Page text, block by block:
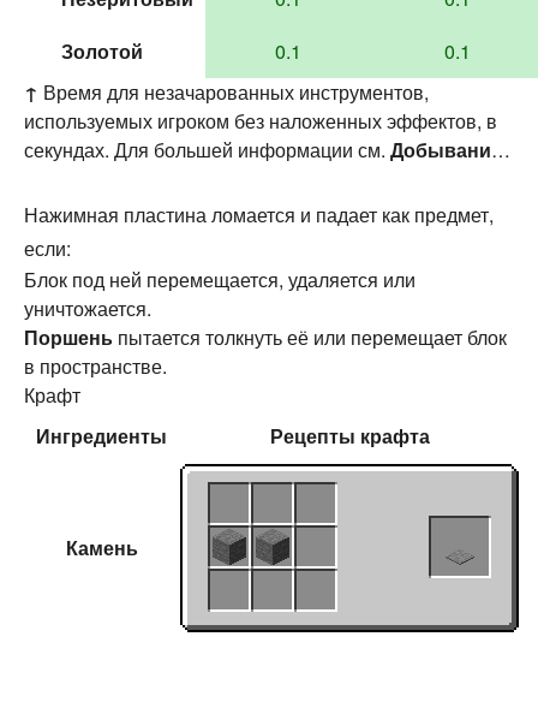
Золотой
0.1
0.1
↑ Время для незачарованных инструментов,
используемых игроком без наложенных эффектов, в
секундах. Для большей информации см. Добывание
Нажимная пластина ломается и падает как предмет,
если:
Блок под ней перемещается, удаляется или
уничтожается.
Поршень пытается толкнуть её или перемещает блок
в пространстве.
Крафт
Ингредиенты
Рецепты крафта
Камень